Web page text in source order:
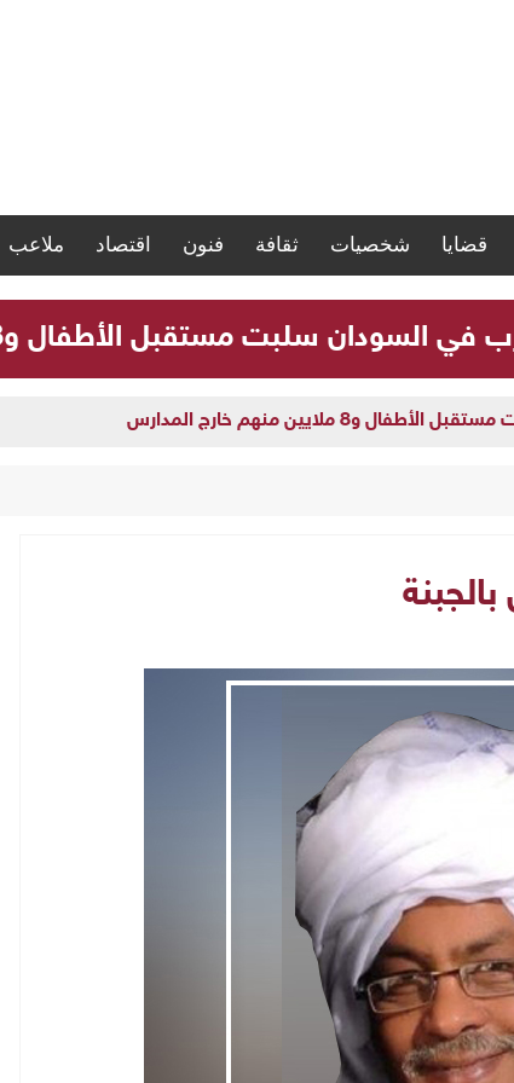
قضايا شخصيات ثقافة فنون اقتصاد ملاعب
سلبت مستقبل الأطفال و8 ملايين منهم خارج المدارس
ملايين منهم خارج المدارس
تنفذ يوماً علاجياً مجانياً بأم درمان وتعلن يوماً آخر بالبحر